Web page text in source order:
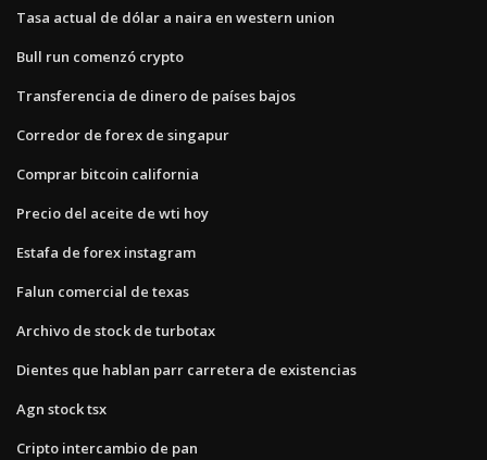
Tasa actual de dólar a naira en western union
Bull run comenzó crypto
Transferencia de dinero de países bajos
Corredor de forex de singapur
Comprar bitcoin california
Precio del aceite de wti hoy
Estafa de forex instagram
Falun comercial de texas
Archivo de stock de turbotax
Dientes que hablan parr carretera de existencias
Agn stock tsx
Cripto intercambio de pan